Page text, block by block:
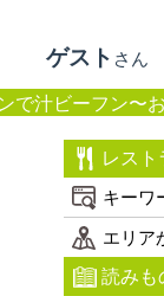
ゲスト さん
ビーフン〜お家
レスト
キーワ
エリア
読みも